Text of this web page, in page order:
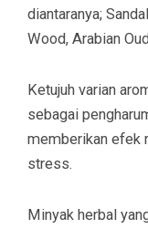
diantaranya;
Wood, Arabian
Ketujuh varian
sebagai
memberikan efek
stress.
Minyak herbal